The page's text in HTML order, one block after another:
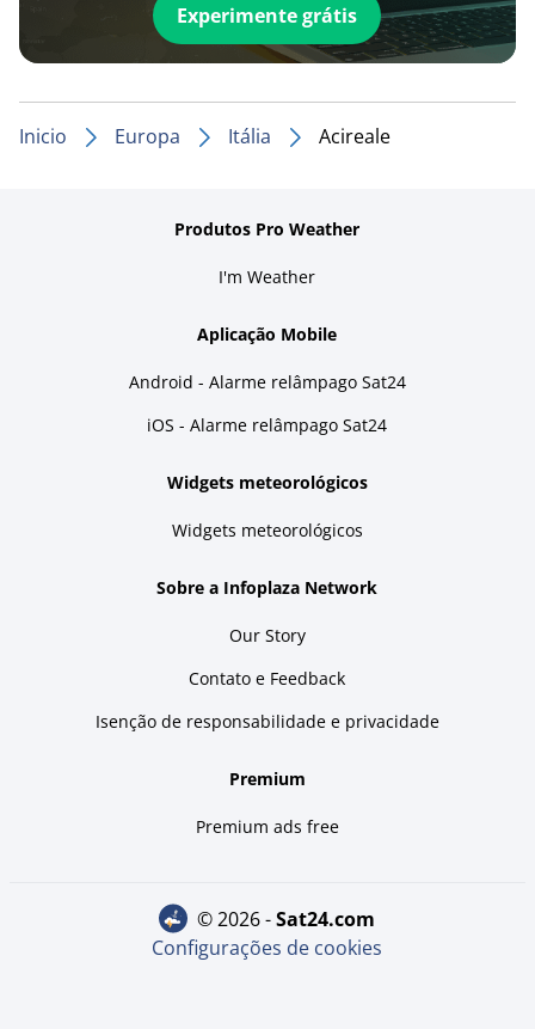
Experimente grátis
Inicio Europa Itália Acireale
Produtos Pro Weather
I'm Weather
Aplicação Mobile
Android - Alarme relâmpago Sat24
iOS - Alarme relâmpago Sat24
Widgets meteorológicos
Widgets meteorológicos
Sobre a Infoplaza Network
Our Story
Contato e Feedback
Isenção de responsabilidade e privacidade
Premium
Premium ads free
© 2026 - sat24.com
Configurações de cookies